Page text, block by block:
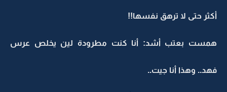
أكثر حتى لا ترهق نفسها!!
همست بعتب أشد: أنا كنت مطرودة لين يخلص عرس
فهد.. وهذا أنا جيت..